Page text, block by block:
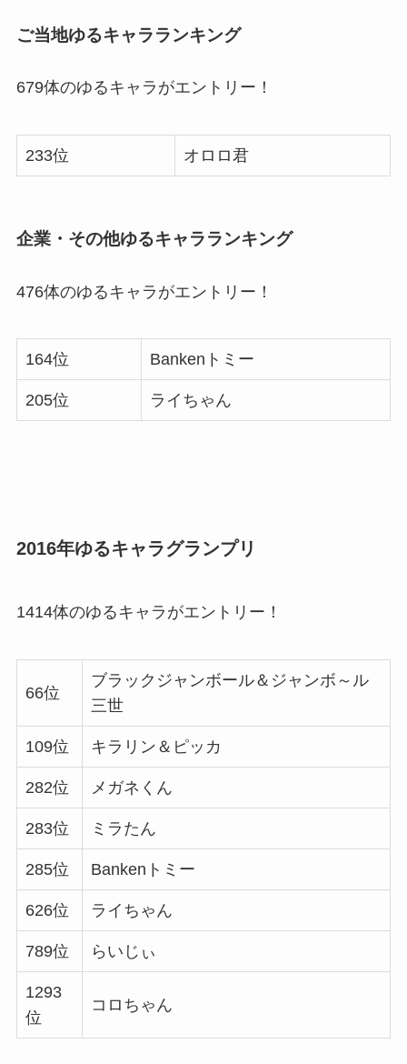
ご当地ゆるキャラランキング
679体のゆるキャラがエントリー！
233位 オロロ君
企業・その他ゆるキャラランキング
476体のゆるキャラがエントリー！
164位 Bankenトミー
205位 ライちゃん
2016年ゆるキャラグランプリ
1414体のゆるキャラがエントリー！
66位
ブラックジャンボール＆ジャンボ～ル
三世
109位 キラリン＆ピッカ
282位 メガネくん
283位 ミラたん
285位 Bankenトミー
626位 ライちゃん
789位 らいじぃ
1293
位
コロちゃん